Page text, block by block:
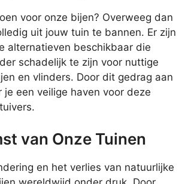
voor onze bijen? Overweeg dan
uit jouw tuin te bannen. Er zijn
alternatieven beschikbaar die
schadelijk te zijn voor nuttige
en vlinders. Door dit gedrag aan
je een veilige haven voor deze
van Onze Tuinen
en het verlies van natuurlijke